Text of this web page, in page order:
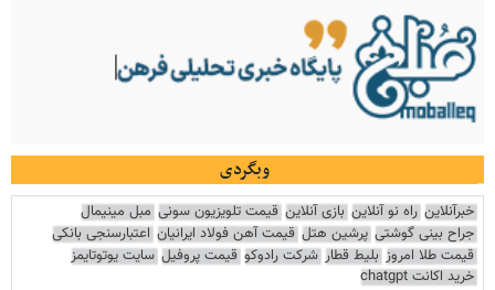
وبگردی
خبرآنلاین راه نو آنلاین بازی آنلاین قیمت تلویزیون سونی مبل مینیمال
جراح بینی گوشتی پرشین هتل قیمت آهن فولاد ایرانیان اعتبارسنجی بانکی
قیمت طلا امروز بلیط قطار شرکت رادوکو قیمت پروفیل سایت یوتوتایمز
خرید اکانت chatgpt